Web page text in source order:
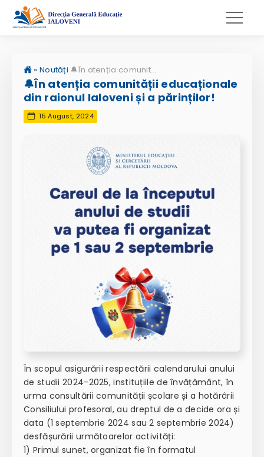
» Noutăți 🔔În atenția comunității educaționale din raionul Ialoveni și a părinților!
🔔În atenția comunității educaționale
din raionul Ialoveni și a părinților!
15 August, 2024
În scopul asigurării respectării calendarului anului
de studii 2024-2025, instituțiile de învățământ, în
urma consultării comunității școlare și a hotărârii
Consiliului profesoral, au dreptul de a decide ora și
data (1 septembrie 2024 sau 2 septembrie 2024)
desfășurării următoarelor activități:
1) Primul sunet, organizat fie în formatul